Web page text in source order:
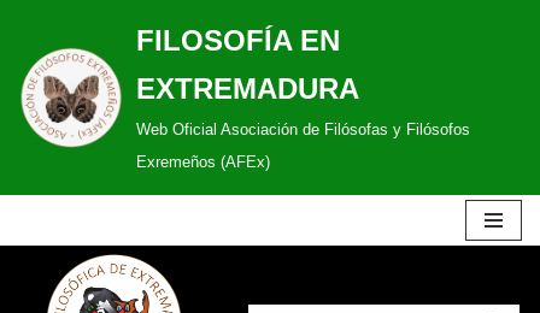
Saltar
al
contenido
FILOSOFÍA EN
EXTREMADURA
Web Oficial Asociación de Filósofas y Filósofos
Exremeños (AFEx)